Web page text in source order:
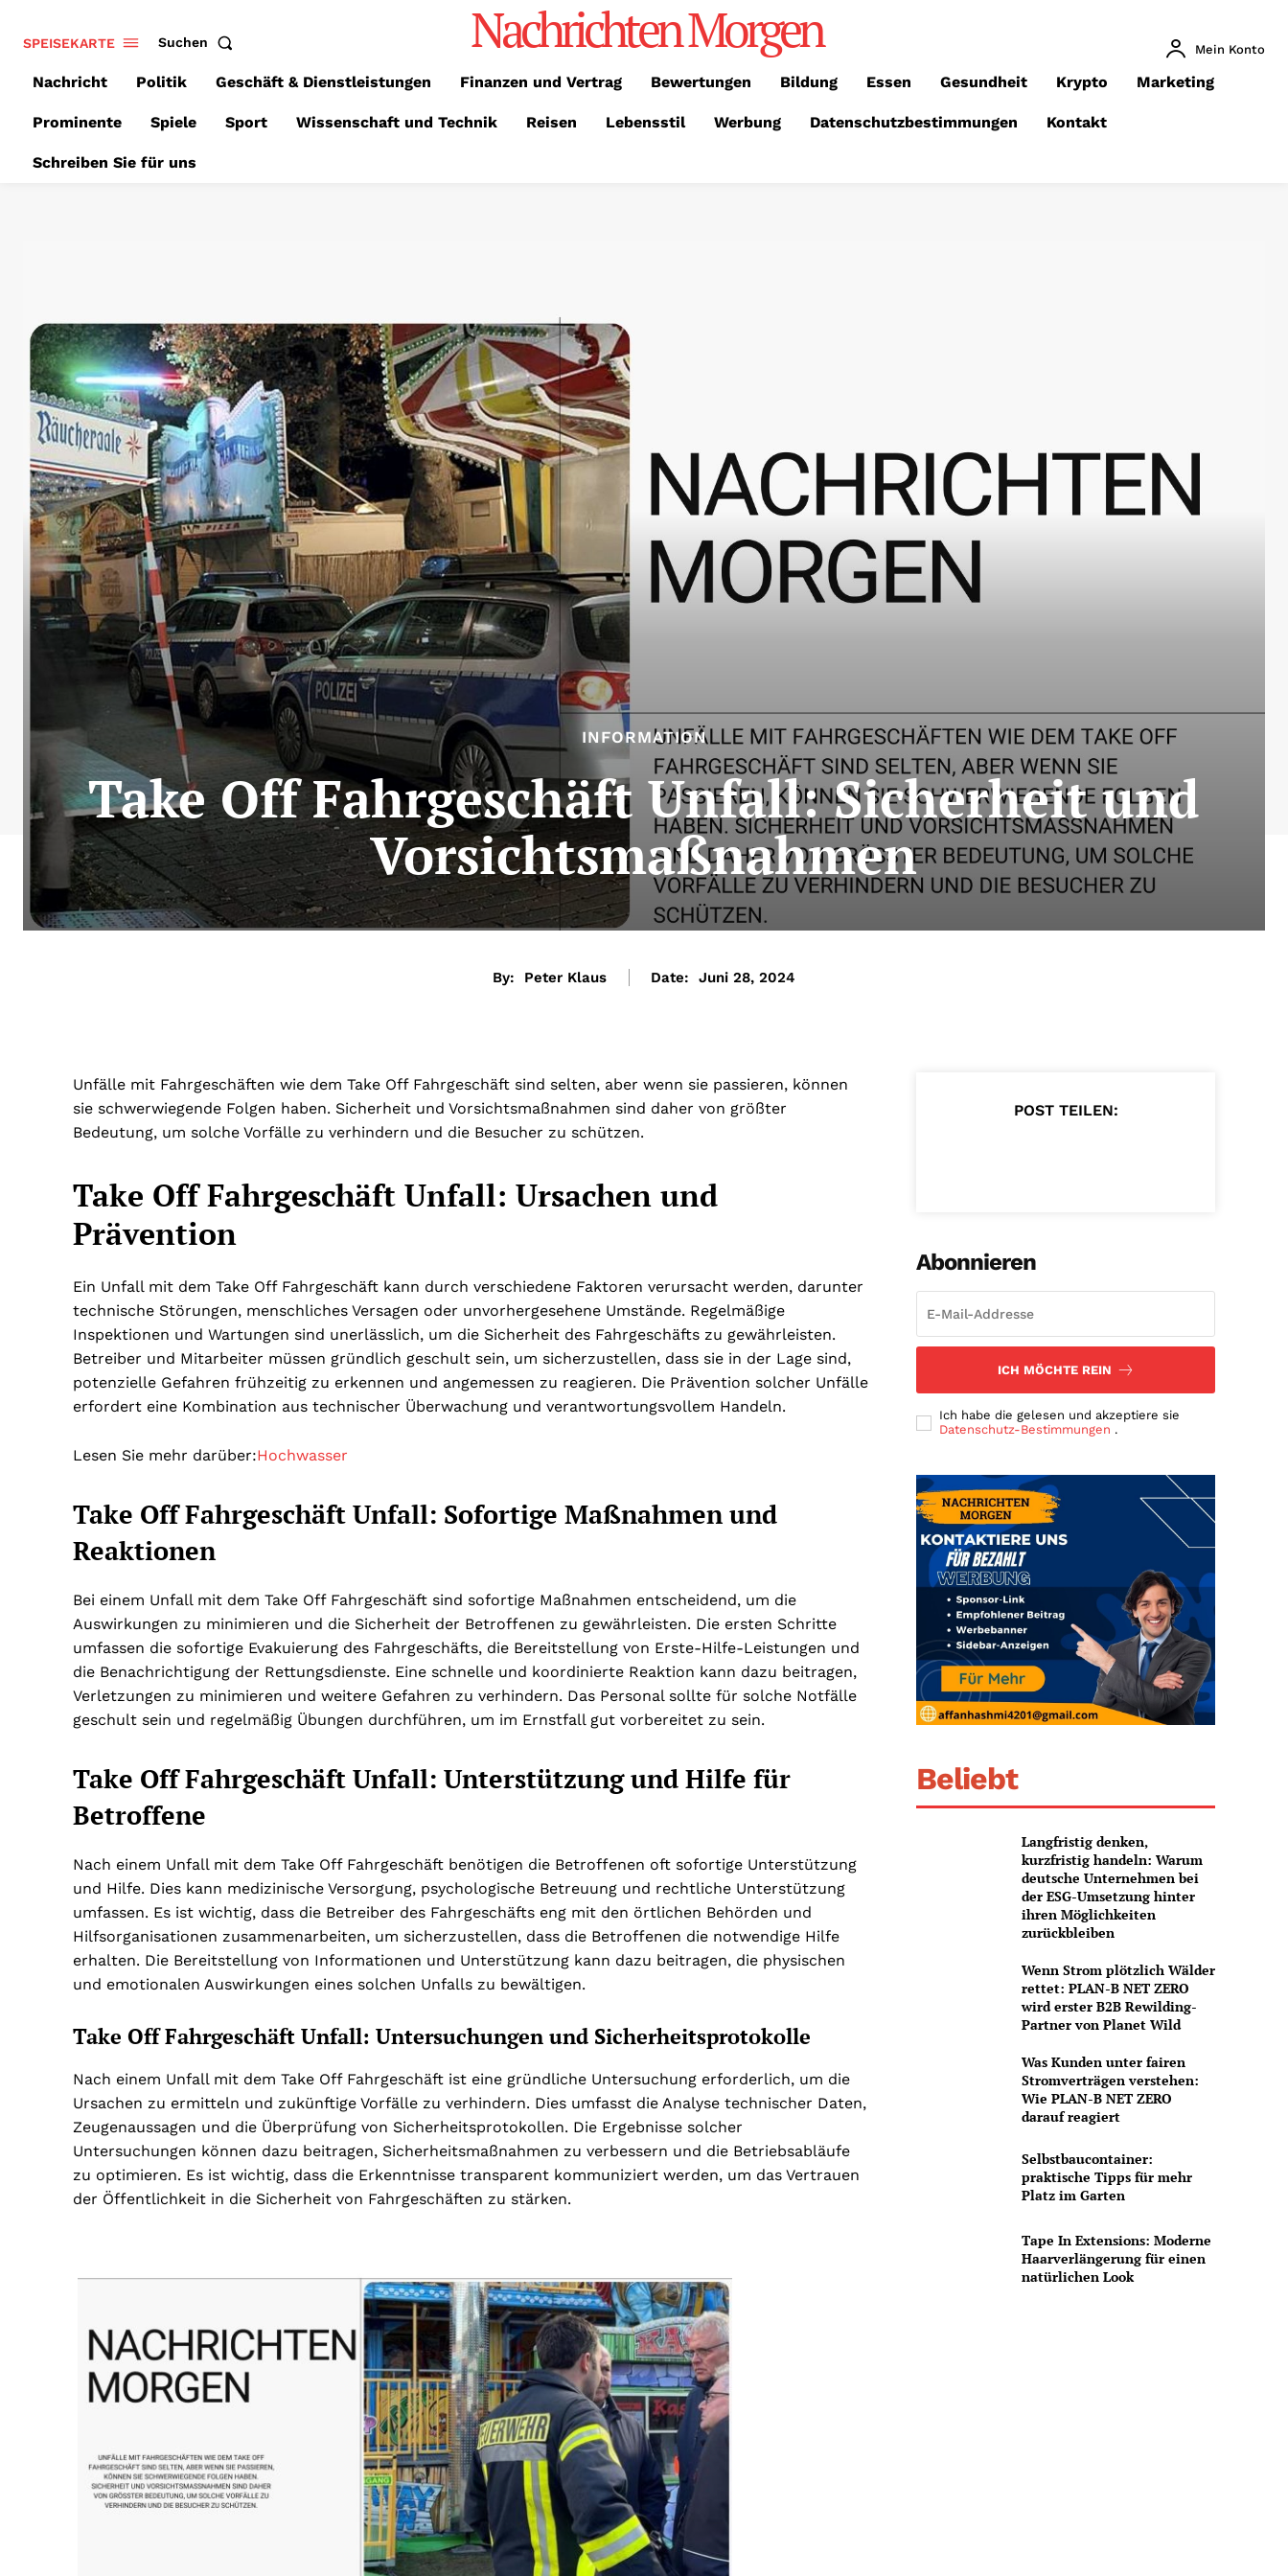
SPEISEKARTE Suchen Nachrichten Morgen Mein Konto
Nachricht Politik Geschäft & Dienstleistungen Finanzen und Vertrag Bewertungen Bildung Essen Gesundheit Krypto Marketing
Prominente Spiele Sport Wissenschaft und Technik Reisen Lebensstil Werbung Datenschutzbestimmungen Kontakt
Schreiben Sie für uns
INFORMATION
Take Off Fahrgeschäft Unfall: Sicherheit und
Vorsichtsmaßnahmen
By: Peter Klaus Date: Juni 28, 2024
Unfälle mit Fahrgeschäften wie dem Take Off Fahrgeschäft sind selten, aber wenn sie passieren, können
sie schwerwiegende Folgen haben. Sicherheit und Vorsichtsmaßnahmen sind daher von größter
Bedeutung, um solche Vorfälle zu verhindern und die Besucher zu schützen.
Take Off Fahrgeschäft Unfall: Ursachen und
Prävention
Ein Unfall mit dem Take Off Fahrgeschäft kann durch verschiedene Faktoren verursacht werden, darunter
technische Störungen, menschliches Versagen oder unvorhergesehene Umstände. Regelmäßige
Inspektionen und Wartungen sind unerlässlich, um die Sicherheit des Fahrgeschäfts zu gewährleisten.
Betreiber und Mitarbeiter müssen gründlich geschult sein, um sicherzustellen, dass sie in der Lage sind,
potenzielle Gefahren frühzeitig zu erkennen und angemessen zu reagieren. Die Prävention solcher Unfälle
erfordert eine Kombination aus technischer Überwachung und verantwortungsvollem Handeln.
Lesen Sie mehr darüber:Hochwasser
Take Off Fahrgeschäft Unfall: Sofortige Maßnahmen und
Reaktionen
Bei einem Unfall mit dem Take Off Fahrgeschäft sind sofortige Maßnahmen entscheidend, um die
Auswirkungen zu minimieren und die Sicherheit der Betroffenen zu gewährleisten. Die ersten Schritte
umfassen die sofortige Evakuierung des Fahrgeschäfts, die Bereitstellung von Erste-Hilfe-Leistungen und
die Benachrichtigung der Rettungsdienste. Eine schnelle und koordinierte Reaktion kann dazu beitragen,
Verletzungen zu minimieren und weitere Gefahren zu verhindern. Das Personal sollte für solche Notfälle
geschult sein und regelmäßig Übungen durchführen, um im Ernstfall gut vorbereitet zu sein.
Take Off Fahrgeschäft Unfall: Unterstützung und Hilfe für
Betroffene
Nach einem Unfall mit dem Take Off Fahrgeschäft benötigen die Betroffenen oft sofortige Unterstützung
und Hilfe. Dies kann medizinische Versorgung, psychologische Betreuung und rechtliche Unterstützung
umfassen. Es ist wichtig, dass die Betreiber des Fahrgeschäfts eng mit den örtlichen Behörden und
Hilfsorganisationen zusammenarbeiten, um sicherzustellen, dass die Betroffenen die notwendige Hilfe
erhalten. Die Bereitstellung von Informationen und Unterstützung kann dazu beitragen, die physischen
und emotionalen Auswirkungen eines solchen Unfalls zu bewältigen.
Take Off Fahrgeschäft Unfall: Untersuchungen und Sicherheitsprotokolle
Nach einem Unfall mit dem Take Off Fahrgeschäft ist eine gründliche Untersuchung erforderlich, um die
Ursachen zu ermitteln und zukünftige Vorfälle zu verhindern. Dies umfasst die Analyse technischer Daten,
Zeugenaussagen und die Überprüfung von Sicherheitsprotokollen. Die Ergebnisse solcher
Untersuchungen können dazu beitragen, Sicherheitsmaßnahmen zu verbessern und die Betriebsabläufe
zu optimieren. Es ist wichtig, dass die Erkenntnisse transparent kommuniziert werden, um das Vertrauen
der Öffentlichkeit in die Sicherheit von Fahrgeschäften zu stärken.
POST TEILEN:
Abonnieren
ICH MÖCHTE REIN
Ich habe die gelesen und akzeptiere sie
Datenschutz-Bestimmungen .
Beliebt
Langfristig denken,
kurzfristig handeln: Warum
deutsche Unternehmen bei
der ESG-Umsetzung hinter
ihren Möglichkeiten
zurückbleiben
Wenn Strom plötzlich Wälder
rettet: PLAN-B NET ZERO
wird erster B2B Rewilding-
Partner von Planet Wild
Was Kunden unter fairen
Stromverträgen verstehen:
Wie PLAN-B NET ZERO
darauf reagiert
Selbstbaucontainer:
praktische Tipps für mehr
Platz im Garten
Tape In Extensions: Moderne
Haarverlängerung für einen
natürlichen Look